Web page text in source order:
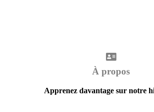
À propos
Apprenez davantage sur notre